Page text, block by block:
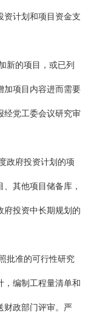
资计划和项目资金支
新的项目，或已列
加项目内容进而需要
经党工委会议研究审
政府投资计划的项
其他项目储备库，
府投资中长期规划的
批准的可行性研究
，编制工程量清单和
财政部门评审。严